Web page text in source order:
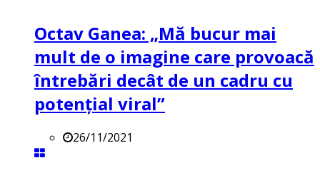
Octav Ganea: „Mă bucur mai
mult de o imagine care provoacă
întrebări decât de un cadru cu
potenţial viral”
26/11/2021